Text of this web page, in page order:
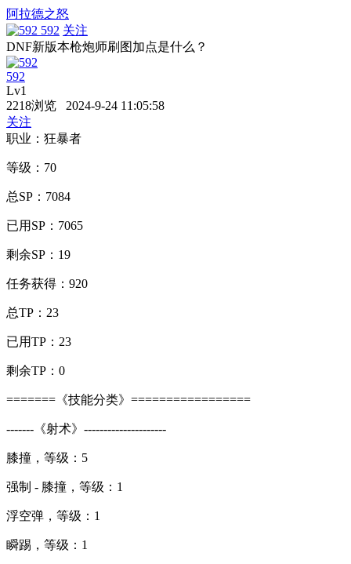
阿拉德之怒
592 关注
DNF新版本枪炮师刷图加点是什么？
592
Lv1
2218浏览 2024-9-24 11:05:58
关注
职业：狂暴者
等级：70
总SP：7084
已用SP：7065
剩余SP：19
任务获得：920
总TP：23
已用TP：23
剩余TP：0
=======《技能分类》=================
-------《射术》---------------------
膝撞，等级：5
强制 - 膝撞，等级：1
浮空弹，等级：1
瞬踢，等级：1